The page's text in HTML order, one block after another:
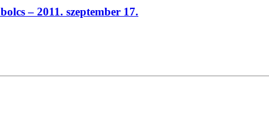
– 2011. szeptember 17.